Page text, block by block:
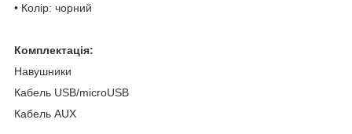
• Колір: чорний
Комплектація:
Навушники
Кабель USB/microUSB
Кабель AUX